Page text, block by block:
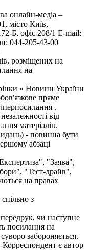
онлайн-медіа –
місто Київ,
Б, офіс 208/1 E-mail:
044-205-43-00
розміщених на
на
« Новини України
пряме
.
від
матеріалів.
- повинна бути
абзаці
"Заява",
"Тест-драйв",
на правах
з
чи наступне
посилання на
забороняється.
Корреспондент є автор